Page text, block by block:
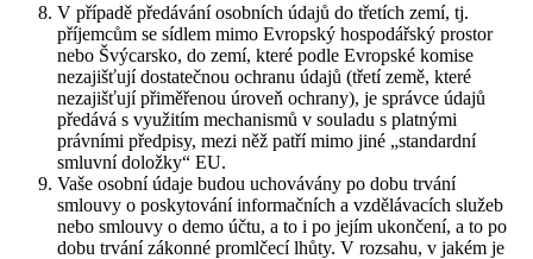
V případě předávání osobních údajů do třetích zemí, tj.
příjemcům se sídlem mimo Evropský hospodářský prostor
nebo Švýcarsko, do zemí, které podle Evropské komise
nezajišťují dostatečnou ochranu údajů (třetí země, které
nezajišťují přiměřenou úroveň ochrany), je správce údajů
předává s využitím mechanismů v souladu s platnými
právními předpisy, mezi něž patří mimo jiné „standardní
smluvní doložky“ EU.
Vaše osobní údaje budou uchovávány po dobu trvání
smlouvy o poskytování informačních a vzdělávacích služeb
nebo smlouvy o demo účtu, a to i po jejím ukončení, a to po
dobu trvání zákonné promlčecí lhůty. V rozsahu, v jakém je